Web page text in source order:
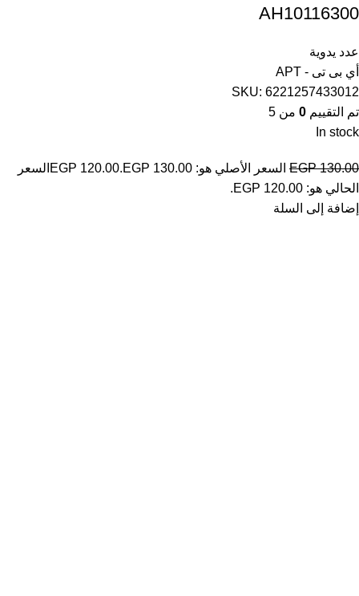
AH10116300
عدد يدوية
أي بى تى - APT
SKU: 6221257433012
تم التقييم 0 من 5
In stock
EGP130.00 السعر الأصلي هو: EGP 130.00. EGP 120.00
السعر
الحالي هو: EGP 120.00.
إضافة إلى السلة